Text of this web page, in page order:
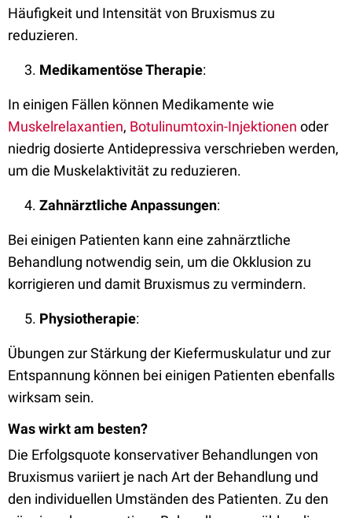
Häufigkeit und Intensität von Bruxismus zu
reduzieren.
Medikamentöse Therapie:
In einigen Fällen können Medikamente wie
Muskelrelaxantien, Botulinumtoxin-Injektionen oder
niedrig dosierte Antidepressiva verschrieben werden,
um die Muskelaktivität zu reduzieren.
Zahnärztliche Anpassungen:
Bei einigen Patienten kann eine zahnärztliche
Behandlung notwendig sein, um die Okklusion zu
korrigieren und damit Bruxismus zu vermindern.
Physiotherapie:
Übungen zur Stärkung der Kiefermuskulatur und zur
Entspannung können bei einigen Patienten ebenfalls
wirksam sein.
Was wirkt am besten?
Die Erfolgsquote konservativer Behandlungen von
Bruxismus variiert je nach Art der Behandlung und
den individuellen Umständen des Patienten. Zu den